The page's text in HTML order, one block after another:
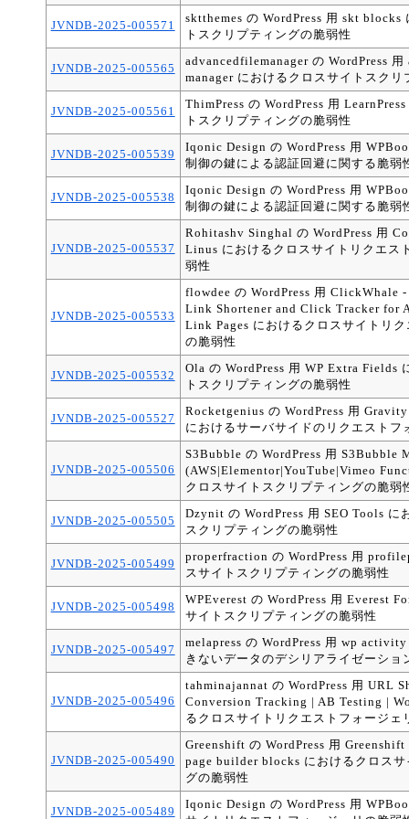
JVNDB-2025-005571
sktthemes の WordPress 用 skt blocks
トスクリプティングの脆弱性
JVNDB-2025-005565
advancedfilemanager の WordPress
manager におけるクロスサイトスクリ
JVNDB-2025-005561
ThimPress の WordPress 用
トスクリプティングの脆弱性
JVNDB-2025-005539
Iqonic Design の WordPress 用
制御の鍵による認証回避に関する脆弱
JVNDB-2025-005538
Iqonic Design の WordPress 用
制御の鍵による認証回避に関する脆弱
JVNDB-2025-005537
Rohitashv Singhal の WordPress 用
Linus におけるクロスサイトリクエス
弱性
JVNDB-2025-005533
flowdee の WordPress 用 ClickWhale
Link Shortener and Click Tracker for
Link Pages におけるクロスサイトリ
の脆弱性
JVNDB-2025-005532
Ola の WordPress 用 WP Extra Fields
トスクリプティングの脆弱性
JVNDB-2025-005527
Rocketgenius の WordPress 用
におけるサーバサイドのリクエストフ
JVNDB-2025-005506
S3Bubble の WordPress 用 S3Bubble
(AWS|Elementor|YouTube|Vimeo
クロスサイトスクリプティングの脆弱
JVNDB-2025-005505
Dzynit の WordPress 用 SEO Tools に
スクリプティングの脆弱性
JVNDB-2025-005499
properfraction の WordPress 用
スサイトスクリプティングの脆弱性
JVNDB-2025-005498
WPEverest の WordPress 用 Everest
サイトスクリプティングの脆弱性
JVNDB-2025-005497
melapress の WordPress 用 wp
きないデータのデシリアライゼーショ
JVNDB-2025-005496
tahminajannat の WordPress 用 URL
Conversion Tracking | AB Testing |
るクロスサイトリクエストフォージェ
JVNDB-2025-005490
Greenshift の WordPress 用
page builder blocks におけるクロス
グの脆弱性
JVNDB-2025-005489
Iqonic Design の WordPress 用